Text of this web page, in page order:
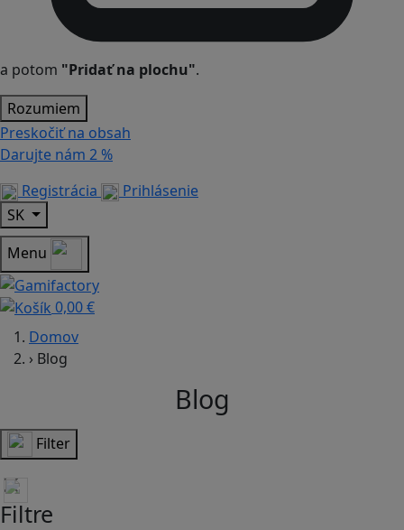
a potom "Pridať na plochu".
Rozumiem
Preskočiť na obsah
Darujte nám 2 %
Registrácia
Prihlásenie
SK
Menu
0,00 €
Domov
› Blog
Blog
Filter
Filtre